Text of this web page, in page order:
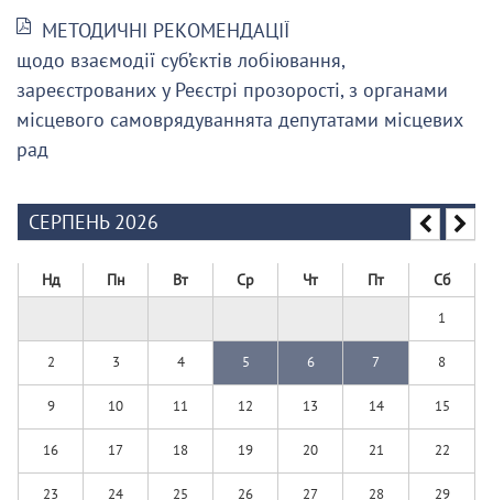
МЕТОДИЧНІ РЕКОМЕНДАЦІЇ
щодо взаємодії суб’єктів лобіювання,
зареєстрованих у Реєстрі прозорості, з органами
місцевого самоврядуваннята депутатами місцевих
рад
СЕРПЕНЬ 2026
Нд Пн Вт Ср Чт Пт Сб
1
2 3 4 5 6 7 8
9 10 11 12 13 14 15
16 17 18 19 20 21 22
23 24 25 26 27 28 29